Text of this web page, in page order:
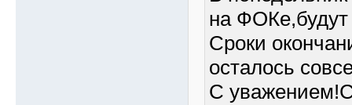
на
Сроки
осталось
С